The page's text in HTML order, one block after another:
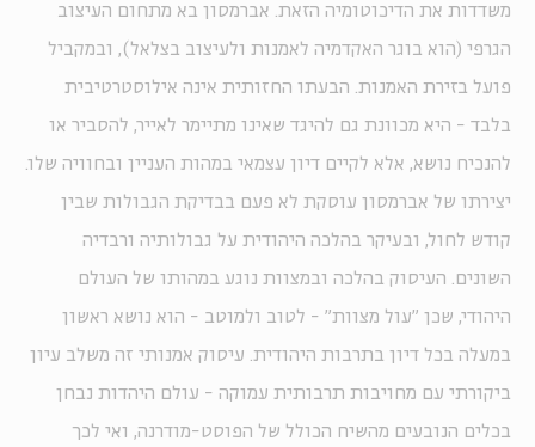
משדדות את הדיכוטומיה הזאת. אברמסון בא מתחום העיצוב
הגרפי (הוא בוגר האקדמיה לאמנות ולעיצוב בצלאל), ובמקביל
פועל בזירת האמנות. הבעתו החזותית אינה אילוסטרטיבית
בלבד - היא מכוונת גם להיגד שאינו מתיימר לאייר, להסביר או
להנכיח נושא, אלא לקיים דיון עצמאי במהות העניין ובחוויה שלו.
יצירתו של אברמסון עוסקת לא פעם בבדיקת הגבולות שבין
קודש לחול, ובעיקר בהלכה היהודית על גבולותיה ורבדיה
השונים. העיסוק בהלכה ובמצוות נוגע במהותו של העולם
היהודי, שכן "עול מצוות" - לטוב ולמוטב - הוא נושא ראשון
במעלה בכל דיון בתרבות היהודית. עיסוק אמנותי זה משלב עיון
ביקורתי עם מחויבות תרבותית עמוקה - עולם היהדות נבחן
בכלים הנובעים מהשיח הכולל של הפוסט-מודרנה, ואי לכך